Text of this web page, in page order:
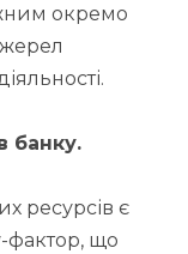
окремо
банку.
ресурсів є
фактор, що